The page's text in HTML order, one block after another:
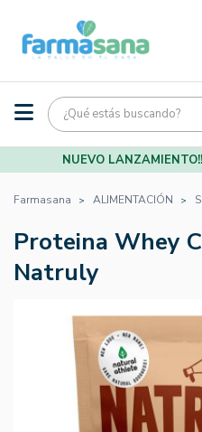
NUEVO
Farmasana ALIMENTACIÓN
Proteina Whey
Natruly